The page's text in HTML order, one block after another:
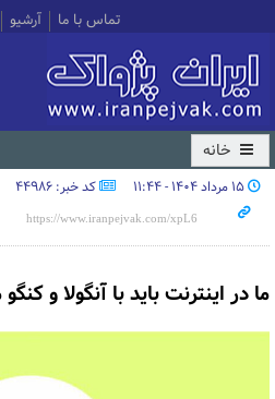
تماس با ما آرشیو
خانه
۱۵ مرداد ۱۴۰۴ - ۱۱:۴۴ کد خبر: 44986
ما در اینترنت باید با آنگولا و